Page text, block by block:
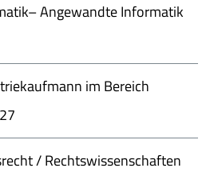
Angewandte Informatik
im Bereich
/ Rechtswissenschaften